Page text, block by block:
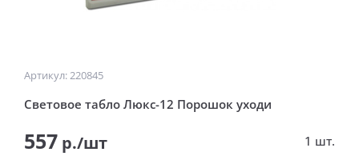
Артикул: 220845
Световое табло Люкс-12 Порошок уходи
557 р./шт 1 шт.